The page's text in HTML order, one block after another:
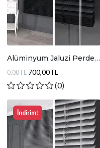
Alüminyum Jaluzi Perde
0,00TL 700,00TL
(0)
İndirim!